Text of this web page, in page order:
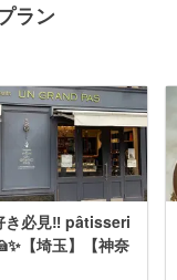
ラン
き必見‼︎ pâtisseri
【埼玉】【神奈